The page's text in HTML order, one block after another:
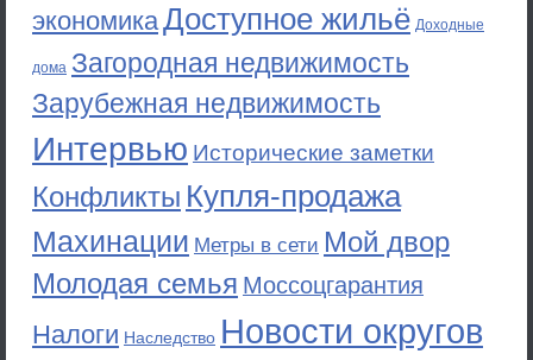
экономикаДоступное жильё Доходные
дома Загородная недвижимость
Зарубежная недвижимость
Интервью Исторические заметки
Конфликты Купля-продажа
Махинации Метры в сети Мой двор
Молодая семья Моссоцгарантия
Налоги Наследство Новости округов